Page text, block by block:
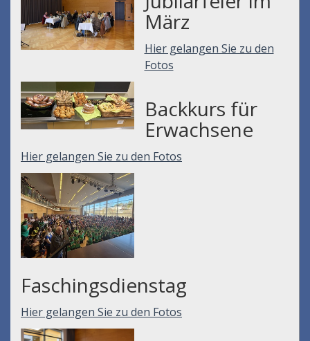
März
Hier gelangen Sie zu den
Fotos
Backkurs für
Erwachsene
Hier gelangen Sie zu den Fotos
Faschingsdienstag
Hier gelangen Sie zu den Fotos